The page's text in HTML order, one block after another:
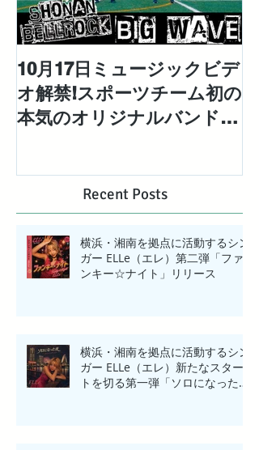
10月17日ミュージックビデ
オ解禁!スポーツチーム初の
本気のオリジナルバンドと
【BIG WAVE】MV解禁!
Recent Posts
横浜・湘南を拠点に活動するシン
ガー ELLe（エレ）第二弾「ファ
ンキー☆ナイト」リリース
横浜・湘南を拠点に活動するシン
ガー ELLe（エレ）新たなスター
トを切る第一弾「ソロになった